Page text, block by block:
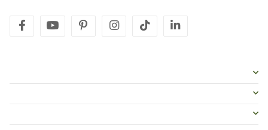
facebookyoutubepinterestinstagram
tiktok